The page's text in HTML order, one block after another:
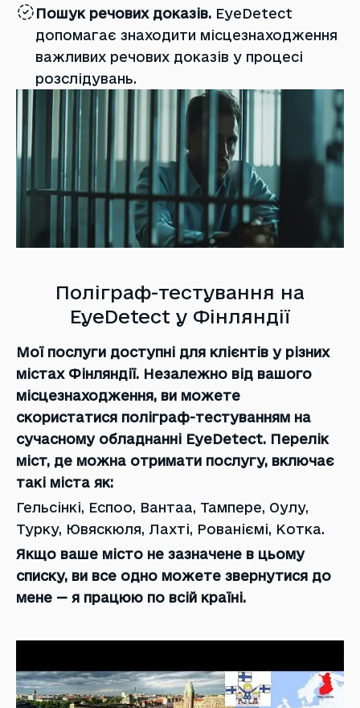
Пошук речових доказів. EyeDetect
допомагає знаходити місцезнаходження
важливих речових доказів у процесі
розслідувань.
Поліграф-тестування на
EyeDetect у Фінляндії
Мої послуги доступні для клієнтів у різних
містах Фінляндії. Незалежно від вашого
місцезнаходження, ви можете
скористатися поліграф-тестуванням на
сучасному обладнанні EyeDetect. Перелік
міст, де можна отримати послугу, включає
такі міста як:
Гельсінкі, Еспоо, Вантаа, Тампере, Оулу,
Турку, Ювяскюля, Лахті, Рованіємі, Котка.
Якщо ваше місто не зазначене в цьому
списку, ви все одно можете звернутися до
мене — я працюю по всій країні.